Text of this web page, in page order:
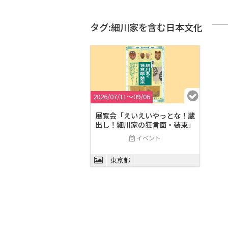
タグ:細川家を含む日本文化
2026/07/11〜09/06
展覧会「えいえいやっとな！蔵
出し！細川家の狂言面・装束」
イベント
東京都